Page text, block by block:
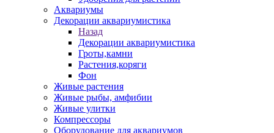
Аквариумы
Декорации аквариумистика
Назад
Декорации аквариумистика
Гроты,камни
Растения,коряги
Фон
Живые растения
Живые рыбы, амфибии
Живые улитки
Компрессоры
Оборудование для аквариумов